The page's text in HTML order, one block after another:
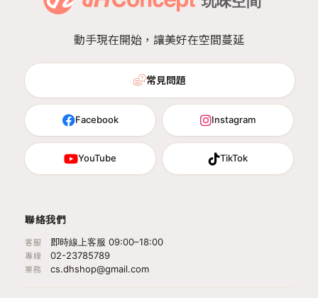
動手現在開始，讓美好在空間蔓延
常見問題
Facebook Instagram
YouTube TikTok
聯絡我們
客服 即時線上客服 09:00–18:00
專線 02-23785789
業務 cs.dhshop@gmail.com